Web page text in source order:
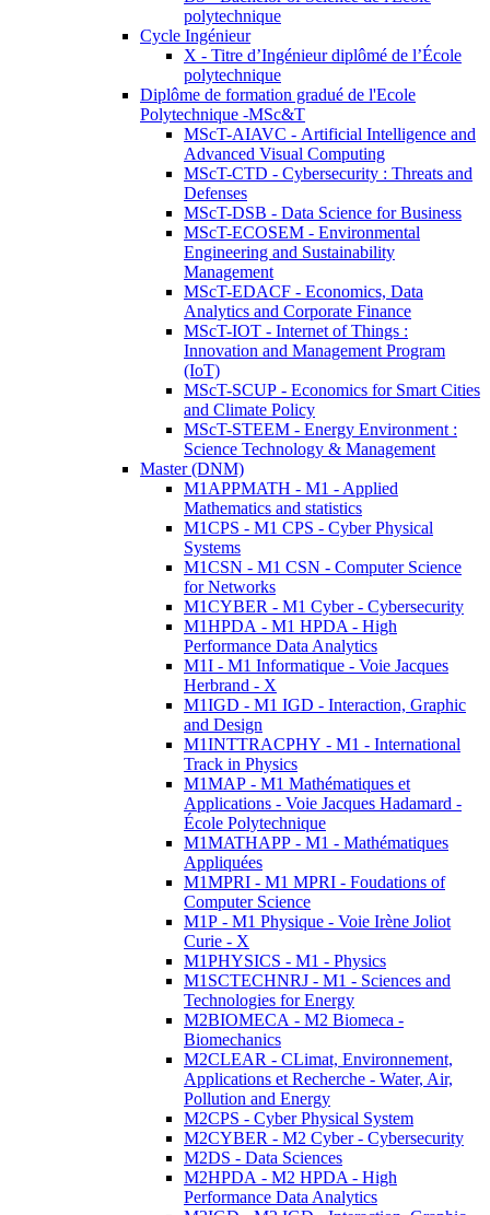
polytechnique
Cycle Ingénieur
X - Titre d’Ingénieur diplômé de l’École
polytechnique
Diplôme de formation gradué de l'Ecole
Polytechnique -MSc&T
MScT-AIAVC - Artificial Intelligence and
Advanced Visual Computing
MScT-CTD - Cybersecurity : Threats and
Defenses
MScT-DSB - Data Science for Business
MScT-ECOSEM - Environmental
Engineering and Sustainability
Management
MScT-EDACF - Economics, Data
Analytics and Corporate Finance
MScT-IOT - Internet of Things :
Innovation and Management Program
(IoT)
MScT-SCUP - Economics for Smart Cities
and Climate Policy
MScT-STEEM - Energy Environment :
Science Technology & Management
Master (DNM)
M1APPMATH - M1 - Applied
Mathematics and statistics
M1CPS - M1 CPS - Cyber Physical
Systems
M1CSN - M1 CSN - Computer Science
for Networks
M1CYBER - M1 Cyber - Cybersecurity
M1HPDA - M1 HPDA - High
Performance Data Analytics
M1I - M1 Informatique - Voie Jacques
Herbrand - X
M1IGD - M1 IGD - Interaction, Graphic
and Design
M1INTTRACPHY - M1 - International
Track in Physics
M1MAP - M1 Mathématiques et
Applications - Voie Jacques Hadamard -
École Polytechnique
M1MATHAPP - M1 - Mathématiques
Appliquées
M1MPRI - M1 MPRI - Foudations of
Computer Science
M1P - M1 Physique - Voie Irène Joliot
Curie - X
M1PHYSICS - M1 - Physics
M1SCTECHNRJ - M1 - Sciences and
Technologies for Energy
M2BIOMECA - M2 Biomeca -
Biomechanics
M2CLEAR - CLimat, Environnement,
Applications et Recherche - Water, Air,
Pollution and Energy
M2CPS - Cyber Physical System
M2CYBER - M2 Cyber - Cybersecurity
M2DS - Data Sciences
M2HPDA - M2 HPDA - High
Performance Data Analytics